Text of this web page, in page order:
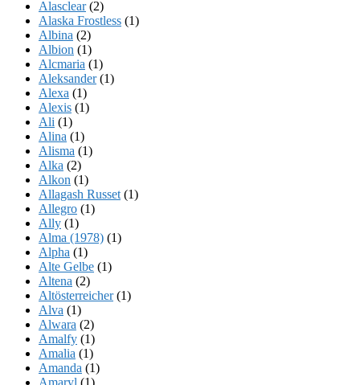
Alasclear(2)
Alaska Frostless (1)
Albina (2)
Albion (1)
Alcmaria (1)
Aleksander(1)
Alexa (1)
Alexis (1)
Ali (1)
Alina (1)
Alisma (1)
Alka (2)
Alkon (1)
Allagash Russet (1)
Allegro (1)
Ally (1)
Alma (1978) (1)
Alpha (1)
Alte Gelbe (1)
Altena (2)
Altösterreicher(1)
Alva (1)
Alwara (2)
Amalfy (1)
Amalia (1)
Amanda (1)
Amaryl (1)